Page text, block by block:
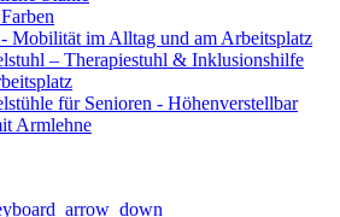
Mobilität im Alltag und am Arbeitsplatz
– Therapiestuhl & Inklusionshilfe
für Senioren - Höhenverstellbar
Armlehne